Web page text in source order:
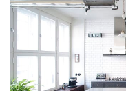
Design
Sledujte prima+